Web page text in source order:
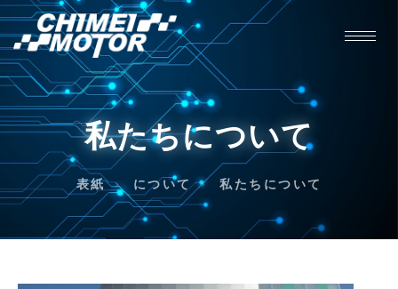
私たちについて
表紙 について 私たちについて